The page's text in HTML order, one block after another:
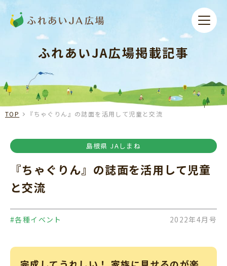
ふれあいJA広場掲載記事
TOP 『ちゃぐりん』の誌面を活用して児童と交流
島根県 JAしまね
『ちゃぐりん』の誌面を活用して児童
と交流
#各種イベント 2022年4月号